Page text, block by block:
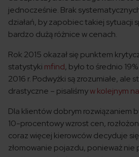
jednocześnie. Brak
działań, by zapobiec takiej sytuacji
bardzo dużą różnice w cenach.
Rok 2015 okazał się punktem
statystyki mfind, było to średnio
2016 r. Podwyżki są zrozumiałe, ale
drastyczne – pisaliśmyw kolejnym
Dla klientów dobrym rozwiązaniem
10-procentowy wzrost cen,
coraz więcej kierowców decyduje
złomowanie pojazdu, ponieważ nie